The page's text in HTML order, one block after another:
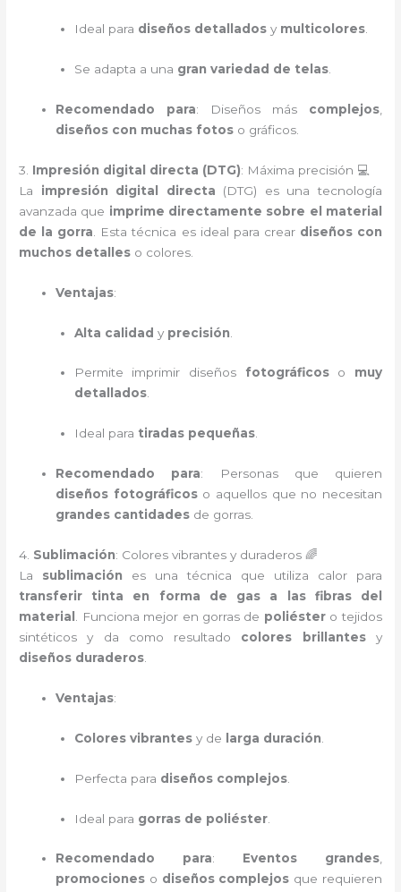
Ideal para diseños detalladosy multicolores.
Se adapta a una gran variedad de telas.
Recomendado para: Diseños más complejos,
diseños con muchas fotos o gráficos.
3. Impresión digital directa (DTG): Máxima precisión 💻
La impresión digital directa (DTG) es una tecnología
avanzada que imprime directamente sobre el material
de la gorra . Esta técnica es ideal para crear diseños con
muchos detalles o colores.
Ventajas:
Alta calidad y precisión
Permite imprimir diseños fotográficoso muy
detallados.
Ideal para tiradas pequeñas.
Recomendado para: Personas que quieren
diseños fotográficoso aquellos que no necesitan
grandes cantidades de gorras.
4. Sublimación: Colores vibrantes y duraderos 🌈
La sublimación es una técnica que utiliza calor para
transferir tinta en forma de gas a las fibras del
material
. Funciona mejor en gorras de poliéstero tejidos
sintéticos y da como resultado colores brillantesy
diseños duraderos
Ventajas:
Colores vibrantesy de larga duración
Perfecta para diseños complejos.
Ideal para gorras de poliéster.
Recomendado para: Eventos grandes,
promociones o diseños complejos que requieren